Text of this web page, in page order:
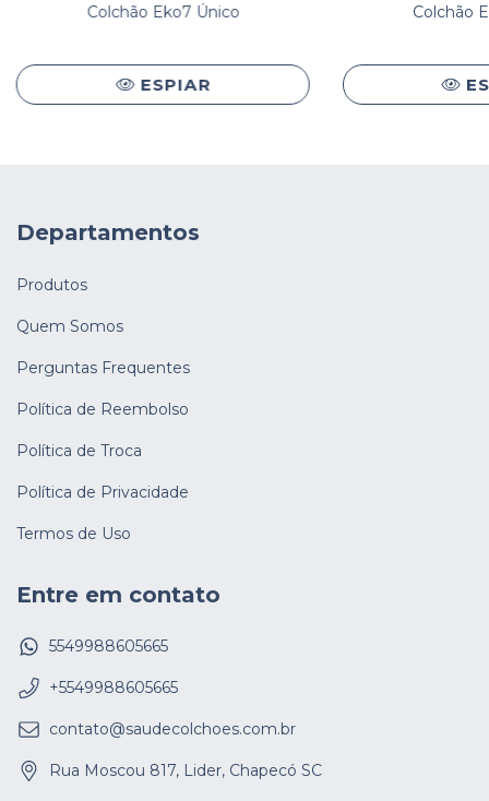
Colchão Eko7 Único
ESPIAR
Colchão
Departamentos
Produtos
Quem Somos
Perguntas Frequentes
Política de Reembolso
Política de Troca
Política de Privacidade
Termos de Uso
Entre em contato
5549988605665
+5549988605665
contato@saudecolchoes.com.br
Rua Moscou 817, Lider, Chapecó SC